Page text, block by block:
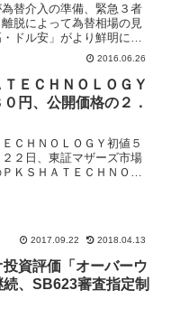
替介入の準備、緊急３者
脱によって為替相場の見
ドル安」がより鮮明にな
国ＦＲＢはイギリスＥＵ離
乱となったマーケットが落
上げを見送る公算が高い、
円が買われ...
2016.06.26
ＴＥＣＨＮＯＬＯＧＹ
円、公開価格の２．
ＣＨＮＯＬＯＧＹ初値５
２２日、東証マザーズ市場
ＫＳＨＡＴＥＣＨＮＯＬ
2017.09.22 2018.04.13
資評価「オーバーウ
続、SB623審査指定制